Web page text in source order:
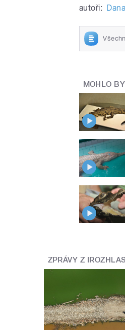
autoři:
MOHLO
ZPRÁVY Z